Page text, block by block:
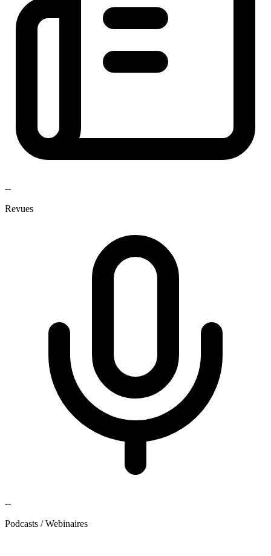
--
Revues
--
Podcasts / Webinaires